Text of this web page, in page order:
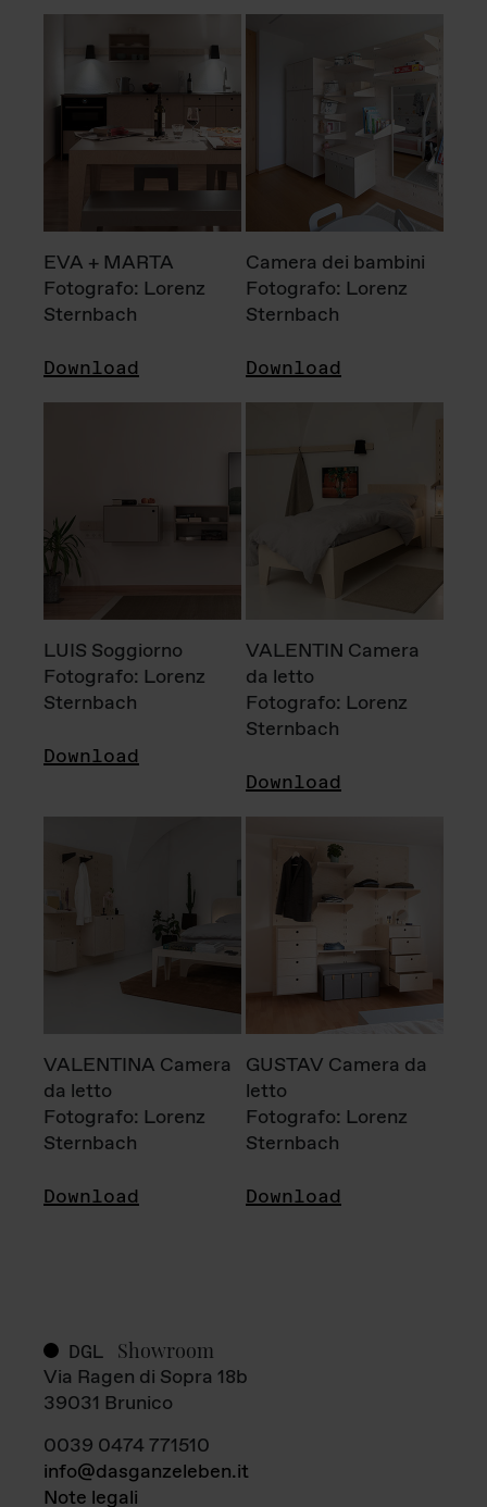
EVA + MARTA
Fotografo: Lorenz
Sternbach
Download
Camera dei bambini
Fotografo: Lorenz
Sternbach
Download
LUIS Soggiorno
Fotografo: Lorenz
Sternbach
Download
VALENTIN Camera
da letto
Fotografo: Lorenz
Sternbach
Download
VALENTINA Camera
da letto
Fotografo: Lorenz
Sternbach
Download
GUSTAV Camera da
letto
Fotografo: Lorenz
Sternbach
Download
DGL Showroom
Via Ragen di Sopra 18b
39031 Brunico
0039 0474 771510
info@dasganzeleben.it
Note legali